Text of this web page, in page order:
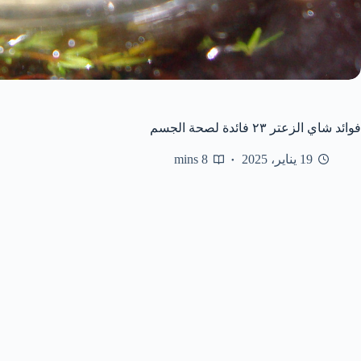
فوائد شاي الزعتر ٢٣ فائدة لصحة الجسم
19 يناير، 2025 8 mins